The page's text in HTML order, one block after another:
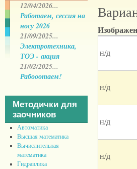
12/04/2026...
Работаем, сессия на
носу 2026
21/09/2025...
Электротехника,
ТОЭ - акция
21/02/2025...
Рабооотаем!
Методички для
заочников
Автоматика
Высшая математика
Вычислительная
математика
Гидравлика
н/д
н/д
н/д
н/д